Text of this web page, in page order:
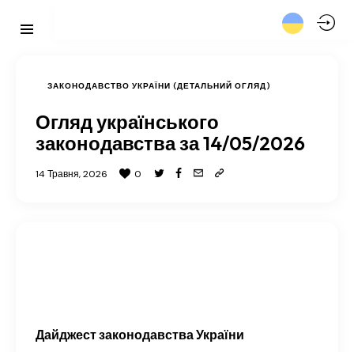
ЗАКОНОДАВСТВО УКРАЇНИ (ДЕТАЛЬНИЙ ОГЛЯД)
Огляд українського
законодавства за 14/05/2026
14 Травня, 2026 0
Дайджест законодавства України